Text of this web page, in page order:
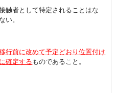
触者として特定されることはな
い。
行前に改めて予定どおり位置付け
確定する ものであること。